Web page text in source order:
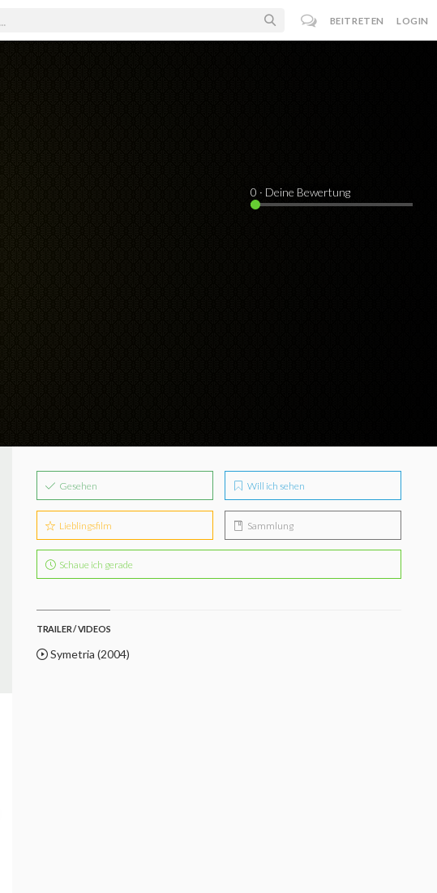
BEITRETEN LOGIN
0 · Deine Bewertung
Gesehen Will ich sehen
Lieblingsfilm Sammlung
Schaue ich gerade
TRAILER / VIDEOS
Symetria (2004)